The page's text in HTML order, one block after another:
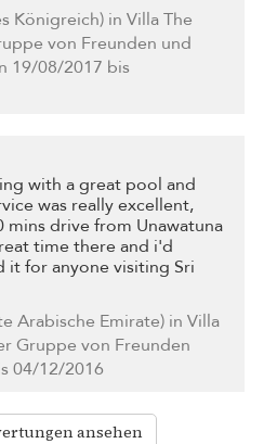
Königreich) in Villa The
von Freunden und
19/08/2017 bis
with a great pool and
was really excellent,
mins drive from Unawatuna
time there and i'd
it for anyone visiting Sri
Arabische Emirate) in Villa
Gruppe von Freunden
04/12/2016
ansehen